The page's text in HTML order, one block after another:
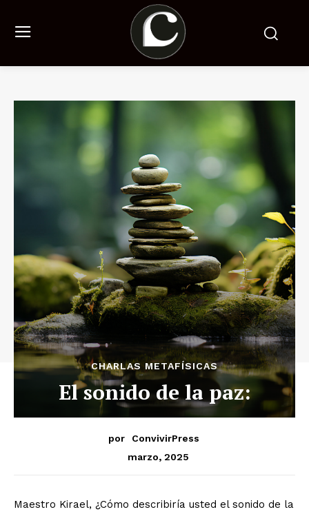
CHARLAS METAFÍSICAS
El sonido de la paz:
por
ConvivirPress
marzo, 2025
Maestro Kirael, ¿Cómo describiría usted el sonido de la